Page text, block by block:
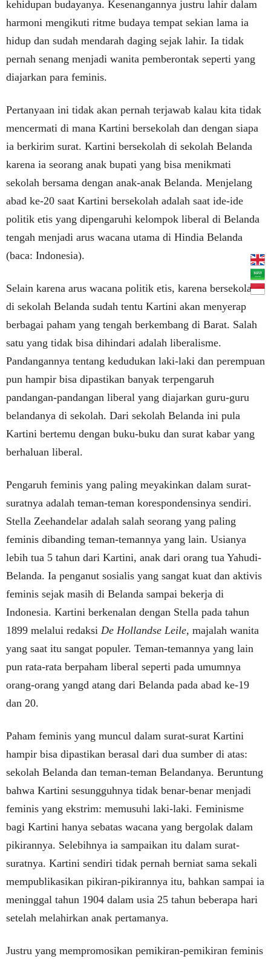
kehidupan budayanya. Kesenangannya justru lahir dalam
harmoni mengikuti ritme budaya tempat sekian lama ia
hidup dan sudah mendarah daging sejak lahir. Ia tidak
pernah senang menjadi wanita pemberontak seperti yang
diajarkan para feminis.
Pertanyaan ini tidak akan pernah terjawab kalau kita tidak
mencermati di mana Kartini bersekolah dan dengan siapa
ia berkirim surat. Kartini bersekolah di sekolah Belanda
karena ia seorang anak bupati yang bisa menikmati
sekolah bersama dengan anak-anak Belanda. Menjelang
abad ke-20 saat Kartini bersekolah adalah saat ide-ide
politik etis yang dipengaruhi kelompok liberal di Belanda
tengah menjadi arus wacana utama di Hindia Belanda
(baca: Indonesia).
Selain karena arus wacana politik etis, karena bersekolah
di sekolah Belanda sudah tentu Kartini akan menyerap
berbagai paham yang tengah berkembang di Barat. Salah
satu yang tidak bisa dihindari adalah liberalisme.
Pandangannya tentang kedudukan laki-laki dan perempuan
pun hampir bisa dipastikan banyak terpengaruh
pandangan-pandangan liberal yang diajarkan guru-guru
belandanya di sekolah. Dari sekolah Belanda ini pula
Kartini bertemu dengan buku-buku dan surat kabar yang
berhaluan liberal.
Pengaruh feminis yang paling meyakinkan dalam surat-
suratnya adalah teman-teman korespondensinya sendiri.
Stella Zeehandelar adalah salah seorang yang paling
feminis dibanding teman-temannya yang lain. Usianya
lebih tua 5 tahun dari Kartini, anak dari orang tua Yahudi-
Belanda. Ia penganut sosialis yang sangat kuat dan aktivis
feminis sejak masih di Belanda sampai bekerja di
Indonesia. Kartini berkenalan dengan Stella pada tahun
1899 melalui redaksi De Hollandse Leile, majalah wanita
yang saat itu sangat populer. Teman-temannya yang lain
pun rata-rata berpaham liberal seperti pada umumnya
orang-orang yangd atang dari Belanda pada abad ke-19
dan 20.
Paham feminis yang muncul dalam surat-surat Kartini
hampir bisa dipastikan berasal dari dua sumber di atas:
sekolah Belanda dan teman-teman Belandanya. Beruntung
bahwa Kartini sesungguhnya tidak benar-benar menjadi
feminis yang ekstrim: memusuhi laki-laki. Feminisme
bagi Kartini hanya sebatas wacana yang bergolak dalam
pikirannya. Selebihnya ia sampaikan itu dalam surat-
suratnya. Kartini sendiri tidak pernah berniat sama sekali
mempublikasikan pikiran-pikirannya itu, bahkan sampai ia
meninggal tahun 1904 dalam usia 25 tahun beberapa hari
setelah melahirkan anak pertamanya.
Justru yang mempromosikan pemikiran-pemikiran feminis